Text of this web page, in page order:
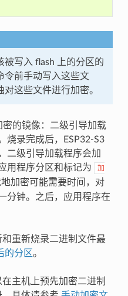
被写入 flash 上的分区的
令前手动写入这些文
这些文件进行加密。
的镜像：二级引导加载
烧录完成后，ESP32-S3
二级引导加载程序会加
用程序分区和标记为
加
加密可能需要时间，对
分钟。之后，应用程序在
重新烧录二进制文件最
的分区。
主机上预先加密二进制